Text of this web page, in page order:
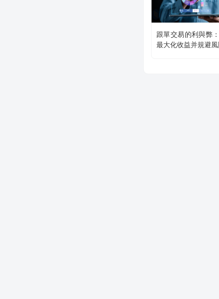
跟單交易的利與弊
最大化收益并規避